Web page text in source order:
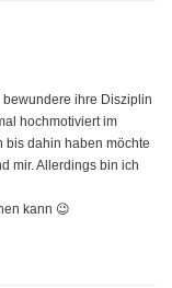
ihre Disziplin
hochmotiviert im
bis dahin haben möchte
mir. Allerdings bin ich
kann 😉